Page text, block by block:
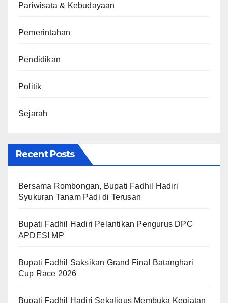
Pariwisata & Kebudayaan
Pemerintahan
Pendidikan
Politik
Sejarah
Recent Posts
Bersama Rombongan, Bupati Fadhil Hadiri
Syukuran Tanam Padi di Terusan
Bupati Fadhil Hadiri Pelantikan Pengurus DPC
APDESI MP
Bupati Fadhil Saksikan Grand Final Batanghari
Cup Race 2026
Bupati Fadhil Hadiri Sekaligus Membuka Kegiatan